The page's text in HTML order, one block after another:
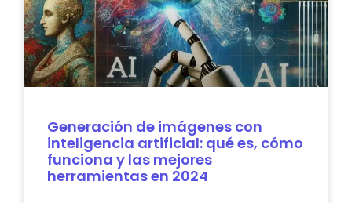
Generación de imágenes con
inteligencia artificial: qué es, cómo
funciona y las mejores
herramientas en 2024